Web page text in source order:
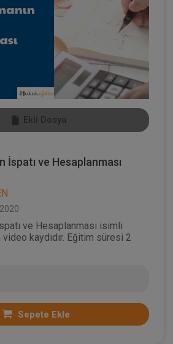
Ekli Dosya
İspatı ve Hesaplanması
ve Hesaplanması isimli
kaydıdır. Eğitim süresi 2
Sepete Ekle